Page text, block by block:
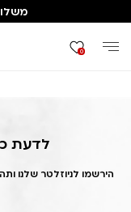
0
דף הבית
לדעת
הירשמו לניוזלטר שלנו